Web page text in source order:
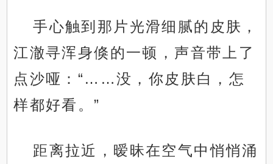
手心触到那片光滑细腻的皮肤，
江澈寻浑身倏的一顿，声音带上了
点沙哑：“……没，你皮肤白，怎
样都好看。”
距离拉近，暧昧在空气中悄悄涌